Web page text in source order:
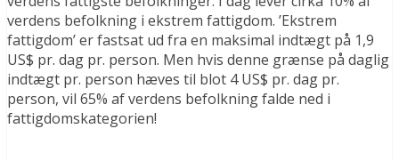
verdens befolkning i ekstrem fattigdom. ’Ekstrem
fattigdom’ er fastsat ud fra en maksimal indtægt på 1,9
US$ pr. dag pr. person. Men hvis denne grænse på daglig
indtægt pr. person hæves til blot 4 US$ pr. dag pr.
person, vil 65% af verdens befolkning falde ned i
fattigdomskategorien!